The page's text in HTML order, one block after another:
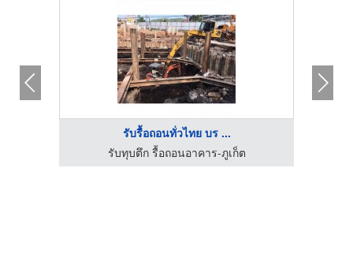
รับรื้อถอนทั่วไทย บร ...
รับทุบตึก รื้อถอนอาคาร-ภูเก็ต